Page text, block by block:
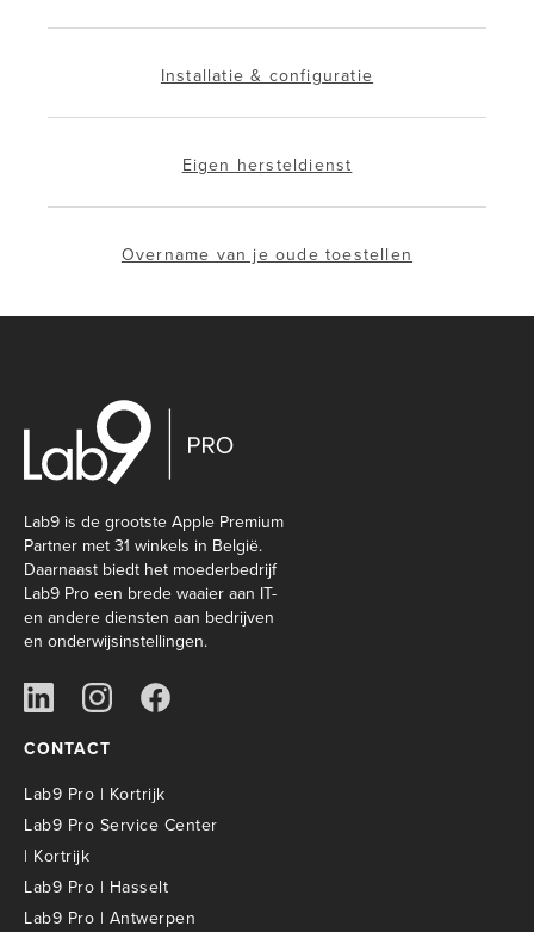
Installatie & configuratie
Eigen hersteldienst
Overname van je oude toestellen
Lab9 is de grootste Apple Premium
Partner met 31 winkels in België.
Daarnaast biedt het moederbedrijf
Lab9 Pro een brede waaier aan IT-
en andere diensten aan bedrijven
en onderwijsinstellingen.
CONTACT
Lab9 Pro | Kortrijk
Lab9 Pro Service Center
| Kortrijk
Lab9 Pro | Hasselt
Lab9 Pro | Antwerpen